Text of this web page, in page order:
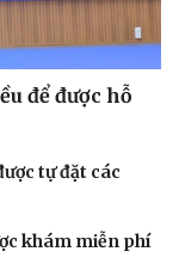
để được hỗ
tự đặt các
khám miễn phí